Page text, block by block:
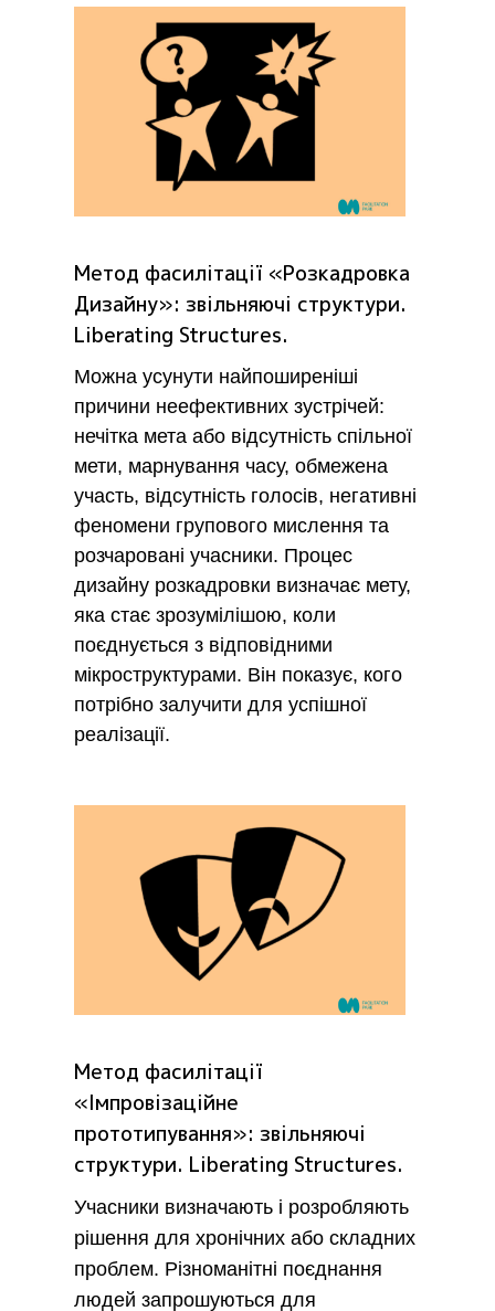
Метод фасилітації «Розкадровка
Дизайну»: звільняючі структури.
Liberating Structures.
Можна усунути найпоширеніші
причини неефективних зустрічей:
нечітка мета або відсутність спільної
мети, марнування часу, обмежена
участь, відсутність голосів, негативні
феномени групового мислення та
розчаровані учасники. Процес
дизайну розкадровки визначає мету,
яка стає зрозумілішою, коли
поєднується з відповідними
мікроструктурами. Він показує, кого
потрібно залучити для успішної
реалізації.
Метод фасилітації
«Імпровізаційне
прототипування»: звільняючі
структури. Liberating Structures.
Учасники визначають і розробляють
рішення для хронічних або складних
проблем. Різноманітні поєднання
людей запрошуються для